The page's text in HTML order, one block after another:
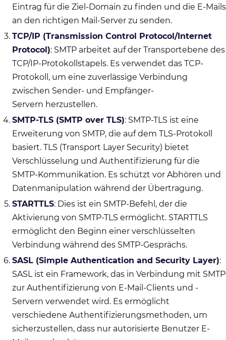
Eintrag für die Ziel-Domain zu finden und die E-Mails
an den richtigen Mail-Server zu senden.
TCP/IP (Transmission Control Protocol/Internet
Protocol): SMTP arbeitet auf der Transportebene des
TCP/IP-Protokollstapels. Es verwendet das TCP-
Protokoll, um eine zuverlässige Verbindung
zwischen Sender- und Empfänger-
Servern herzustellen.
SMTP-TLS (SMTP over TLS): SMTP-TLS ist eine
Erweiterung von SMTP, die auf dem TLS-Protokoll
basiert. TLS (Transport Layer Security) bietet
Verschlüsselung und Authentifizierung für die
SMTP-Kommunikation. Es schützt vor Abhören und
Datenmanipulation während der Übertragung.
STARTTLS: Dies ist ein SMTP-Befehl, der die
Aktivierung von SMTP-TLS ermöglicht. STARTTLS
ermöglicht den Beginn einer verschlüsselten
Verbindung während des SMTP-Gesprächs.
SASL (Simple Authentication and Security Layer):
SASL ist ein Framework, das in Verbindung mit SMTP
zur Authentifizierung von E-Mail-Clients und -
Servern verwendet wird. Es ermöglicht
verschiedene Authentifizierungsmethoden, um
sicherzustellen, dass nur autorisierte Benutzer E-